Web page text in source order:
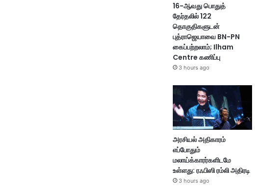
16-ஆவது பொதுத்
தேர்தலில் 122
தொகுதிகளுடன்
புத்ராஜெயாவை BN-PN
கைப்பற்றலாம்; Ilham
Centre கணிப்பு
3 hours ago
அரசியல் அதிகாரம்
எப்போதும்
மலாய்க்காரர்களிடமே
உள்ளது: ரஃபிஸி ரம்லி அதிரடி
3 hours ago